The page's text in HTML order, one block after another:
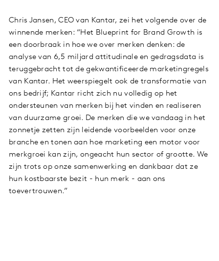
Chris Jansen, CEO van Kantar, zei het volgende over de
winnende merken: “Het Blueprint for Brand Growth is
een doorbraak in hoe we over merken denken: de
analyse van 6,5 miljard attitudinale en gedragsdata is
teruggebracht tot de gekwantificeerde marketingregels
van Kantar. Het weerspiegelt ook de transformatie van
ons bedrijf; Kantar richt zich nu volledig op het
ondersteunen van merken bij het vinden en realiseren
van duurzame groei. De merken die we vandaag in het
zonnetje zetten zijn leidende voorbeelden voor onze
branche en tonen aan hoe marketing een motor voor
merkgroei kan zijn, ongeacht hun sector of grootte. We
zijn trots op onze samenwerking en dankbaar dat ze
hun kostbaarste bezit - hun merk - aan ons
toevertrouwen.”